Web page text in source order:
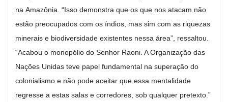
na Amazônia. “Isso demonstra que os que nos atacam não
estão preocupados com os índios, mas sim com as riquezas
minerais e biodiversidade existentes nessa área”, ressaltou.
“Acabou o monopólio do Senhor Raoni. A Organização das
Nações Unidas teve papel fundamental na superação do
colonialismo e não pode aceitar que essa mentalidade
regresse a estas salas e corredores, sob qualquer pretexto.”